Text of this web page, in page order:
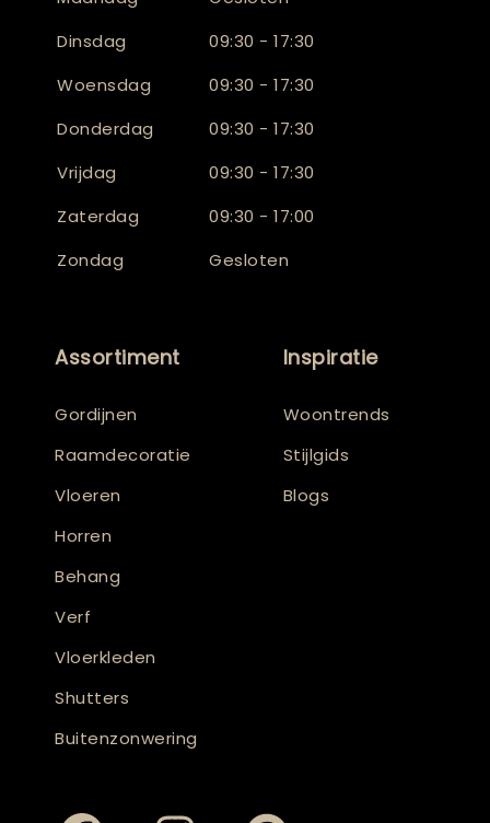
Dinsdag
09:30 - 17:30
Woensdag
09:30 - 17:30
Donderdag
09:30 - 17:30
Vrijdag
09:30 - 17:30
Zaterdag
09:30 - 17:00
Zondag
Gesloten
Assortiment
Gordijnen
Raamdecoratie
Vloeren
Horren
Behang
Verf
Vloerkleden
Shutters
Buitenzonwering
Inspiratie
Woontrends
Stijlgids
Blogs